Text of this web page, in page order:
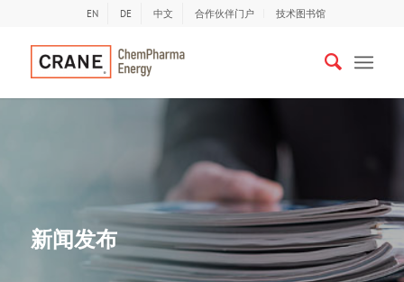
EN DE 中文 合作伙伴门户 技术图书馆
新闻发布